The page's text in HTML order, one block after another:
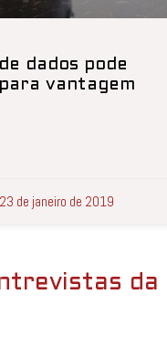
dados pode
vantagem
23 de janeiro de 2019